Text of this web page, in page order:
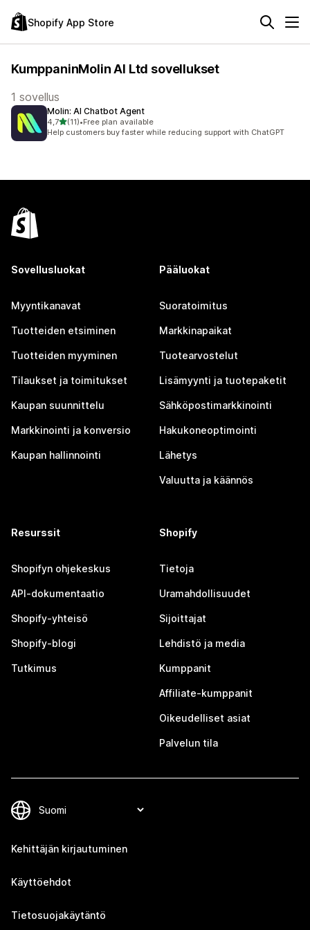
Shopify App Store
KumppaninMolin AI Ltd sovellukset
1 sovellus
Molin: AI Chatbot Agent
4,7/ 5 tähteä
(11)
11 arvostelua yhteensä
•Free plan available
Help customers buy faster while reducing support with ChatGPT
Sovellusluokat
Myyntikanavat
Tuotteiden etsiminen
Tuotteiden myyminen
Tilaukset ja toimitukset
Kaupan suunnittelu
Markkinointi ja konversio
Kaupan hallinnointi
Pääluokat
Suoratoimitus
Markkinapaikat
Tuotearvostelut
Lisämyynti ja tuotepaketit
Sähköpostimarkkinointi
Hakukoneoptimointi
Lähetys
Valuutta ja käännös
Resurssit
Shopifyn ohjekeskus
API-dokumentaatio
Shopify-yhteisö
Shopify-blogi
Tutkimus
Shopify
Tietoja
Uramahdollisuudet
Sijoittajat
Lehdistö ja media
Kumppanit
Affiliate-kumppanit
Oikeudelliset asiat
Palvelun tila
Kehittäjän kirjautuminen
Käyttöehdot
Tietosuojakäytäntö